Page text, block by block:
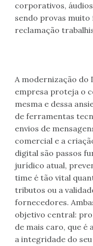
corporativos,
sendo provas
reclamação
A modernização do
empresa proteja o
mesma e dessa
de ferramentas
envios de
comercial e a
digital são passos
jurídico atual,
time é tão vital
tributos ou a
fornecedores.
objetivo central:
de mais caro, que é
a integridade do